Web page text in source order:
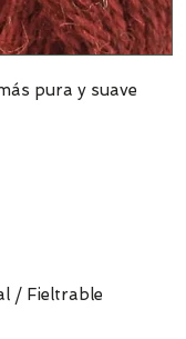
pura y suave
/ Fieltrable